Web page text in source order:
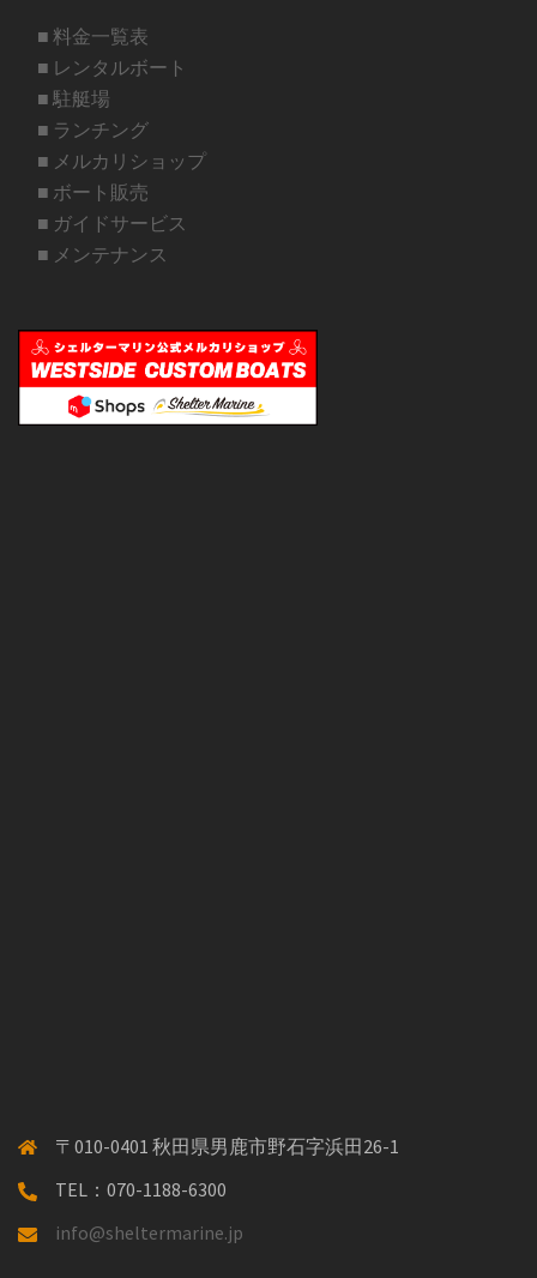
■ 料金一覧表
■ レンタルボート
■ 駐艇場
■ ランチング
■ メルカリショップ
■ ボート販売
■ ガイドサービス
■ メンテナンス
〒010-0401 秋田県男鹿市野石字浜田26-1
TEL：070-1188-6300
info@sheltermarine.jp